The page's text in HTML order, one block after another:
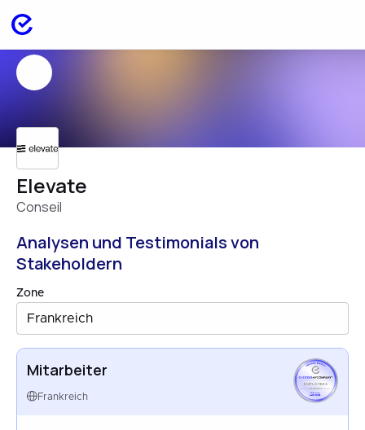
Elevate
Conseil
Analysen und Testimonials von
Stakeholdern
Zone
Frankreich
Mitarbeiter
Frankreich
EMPLOYEES
FRANCE
MAY 2024